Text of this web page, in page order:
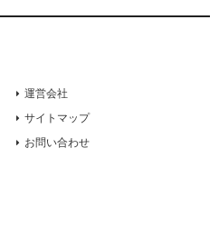
運営会社
サイトマップ
お問い合わせ